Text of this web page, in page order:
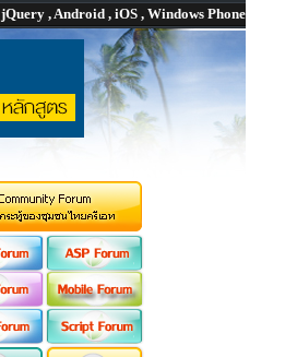
jQuery , Android , iOS , Windows Phone